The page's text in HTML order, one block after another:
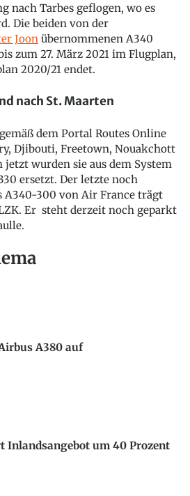
nach Tarbes geflogen, wo es
Die beiden von der
Joon übernommenen A340
zum 27. März 2021 im Flugplan,
2020/21 endet.
nach St. Maarten
dem Portal Routes Online
Djibouti, Freetown, Nouakchott
jetzt wurden sie aus dem System
ersetzt. Der letzte noch
A340-300 von Air France trägt
Er steht derzeit noch geparkt
A380 auf
Inlandsangebot um 40 Prozent